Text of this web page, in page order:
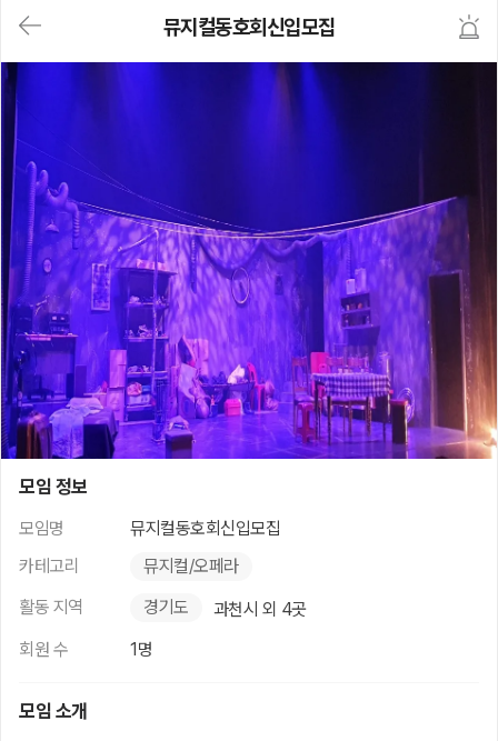
가
기
(메
인,
모
임,
게
시
판,
내
모
임,
M
Y)
본
문
바
로
가
기
뮤지컬동호회신입모집
모임 정보
모임명
뮤지컬동호회신입모집
카테고리
뮤지컬/오페라
활동 지역
경기도
과천시 외 4곳
회원 수
1명
모임 소개